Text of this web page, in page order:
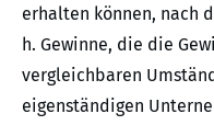
erhalten können, nach
h. Gewinne, die die
vergleichbaren
eigenständigen